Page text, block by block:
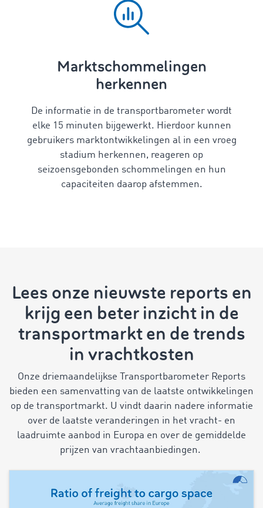
Marktschommelingen
herkennen
De informatie in de transportbarometer wordt
elke 15 minuten bijgewerkt. Hierdoor kunnen
gebruikers marktontwikkelingen al in een vroeg
stadium herkennen, reageren op
seizoensgebonden schommelingen en hun
capaciteiten daarop afstemmen.
Lees onze nieuwste reports en
krijg een beter inzicht in de
transportmarkt en de trends
in vrachtkosten
Onze driemaandelijkse Transportbarometer Reports
bieden een samenvatting van de laatste ontwikkelingen
op de transportmarkt. U vindt daarin nadere informatie
over de laatste veranderingen in het vracht- en
laadruimte aanbod in Europa en over de gemiddelde
prijzen van vrachtaanbiedingen.